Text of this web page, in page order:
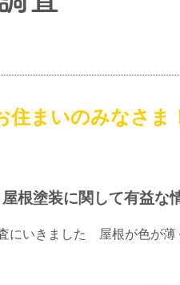
住まいのみなさま
根塗装に関して有益な
にいきました 屋根が色が薄